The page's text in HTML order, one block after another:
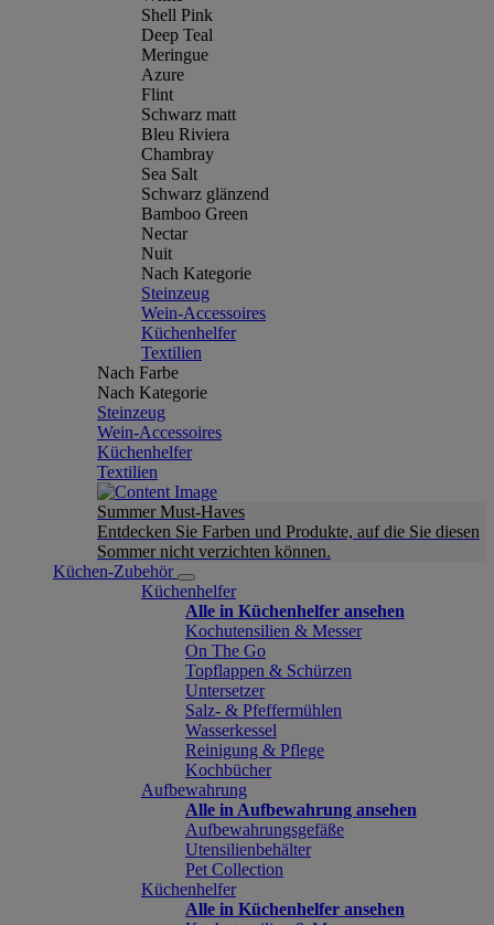
Shell Pink
Deep Teal
Meringue
Azure
Flint
Schwarz matt
Bleu Riviera
Chambray
Sea Salt
Schwarz glänzend
Bamboo Green
Nectar
Nuit
Nach Kategorie
Steinzeug
Wein-Accessoires
Küchenhelfer
Textilien
Nach Farbe
Nach Kategorie
Steinzeug
Wein-Accessoires
Küchenhelfer
Textilien
Summer Must-Haves
Entdecken Sie Farben und Produkte, auf die Sie diesen
Sommer nicht verzichten können.
Küchen-Zubehör
Küchenhelfer
Alle in Küchenhelfer ansehen
Kochutensilien & Messer
On The Go
Topflappen & Schürzen
Untersetzer
Salz- & Pfeffermühlen
Wasserkessel
Reinigung & Pflege
Kochbücher
Aufbewahrung
Alle in Aufbewahrung ansehen
Aufbewahrungsgefäße
Utensilienbehälter
Pet Collection
Küchenhelfer
Alle in Küchenhelfer ansehen